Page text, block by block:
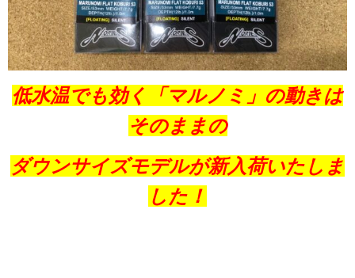
低水温でも効く「マルノミ」の動きは
そのままの
ダウンサイズモデルが新入荷いたしま
した！